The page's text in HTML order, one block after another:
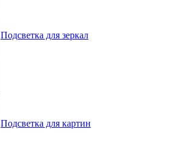
Подсветка для зеркал
Подсветка для картин